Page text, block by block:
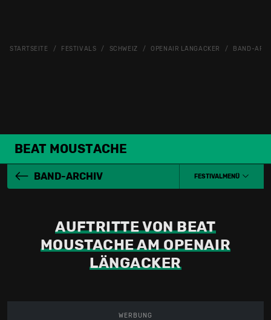
STARTSEITE FESTIVALS SCHWEIZ OPENAIR LÄNGACKER BAND-
BEAT MOUSTACHE
BAND-ARCHIV FESTIVALMENÜ
AUFTRITTE VON BEAT
MOUSTACHE AM OPENAIR
LÄNGACKER
WERBUNG